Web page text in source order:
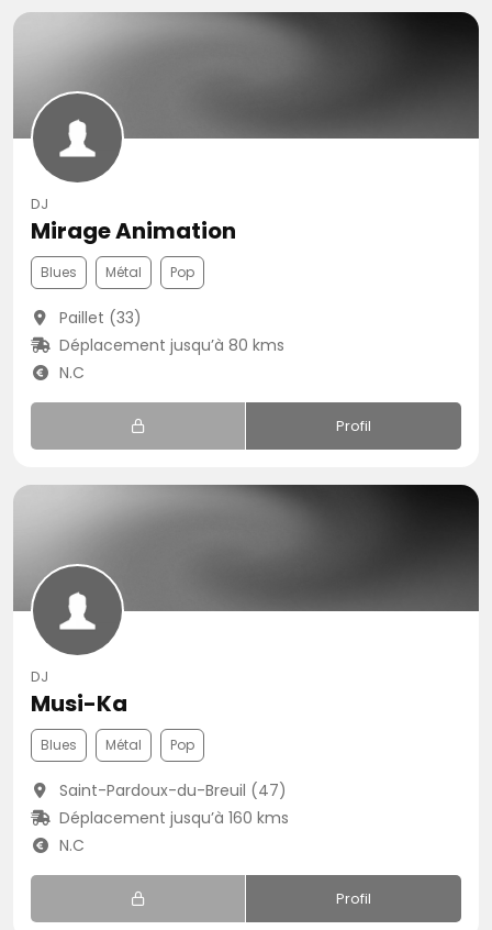
DJ
Mirage Animation
Blues Métal Pop
Paillet (33)
Déplacement jusqu’à 80 kms
N.C
Profil
DJ
Musi-Ka
Blues Métal Pop
Saint-Pardoux-du-Breuil (47)
Déplacement jusqu’à 160 kms
N.C
Profil